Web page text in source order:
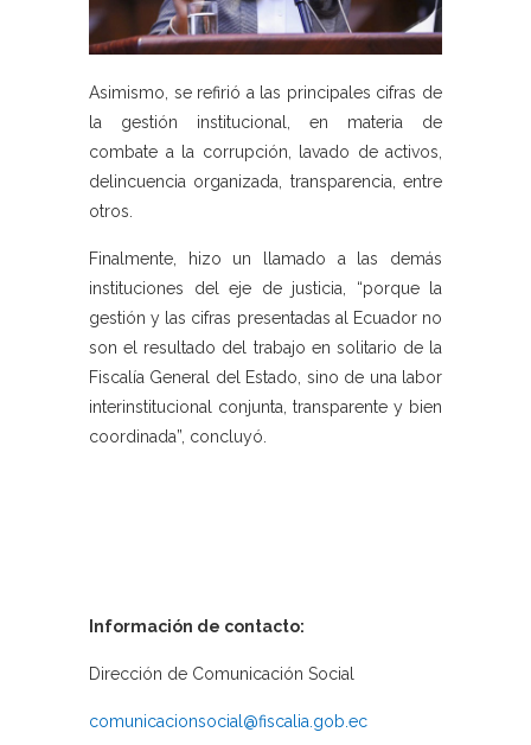
Asimismo, se refirió a las principales cifras de
la gestión institucional, en materia de
combate a la corrupción, lavado de activos,
delincuencia organizada, transparencia, entre
otros.
Finalmente, hizo un llamado a las demás
instituciones del eje de justicia, “porque la
gestión y las cifras presentadas al Ecuador no
son el resultado del trabajo en solitario de la
Fiscalía General del Estado, sino de una labor
interinstitucional conjunta, transparente y bien
coordinada”, concluyó.
Información de contacto:
Dirección de Comunicación Social
comunicacionsocial@fiscalia.gob.ec